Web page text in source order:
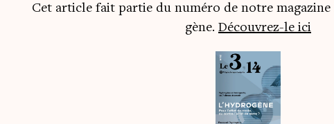
Cet article fait par­tie du numé­ro de notre maga­zine
gène. Décou­vrez-le ici